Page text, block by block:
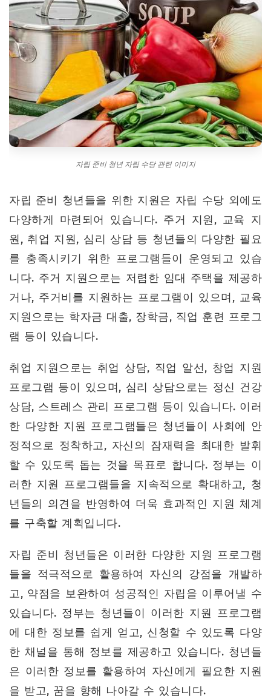
자립 준비 청년 자립 수당 관련 이미지
자립 준비 청년들을 위한 지원은 자립 수당 외에도
다양하게 마련되어 있습니다. 주거 지원, 교육 지
원, 취업 지원, 심리 상담 등 청년들의 다양한 필요
를 충족시키기 위한 프로그램들이 운영되고 있습
니다. 주거 지원으로는 저렴한 임대 주택을 제공하
거나, 주거비를 지원하는 프로그램이 있으며, 교육
지원으로는 학자금 대출, 장학금, 직업 훈련 프로그
램 등이 있습니다.
취업 지원으로는 취업 상담, 직업 알선, 창업 지원
프로그램 등이 있으며, 심리 상담으로는 정신 건강
상담, 스트레스 관리 프로그램 등이 있습니다. 이러
한 다양한 지원 프로그램들은 청년들이 사회에 안
정적으로 정착하고, 자신의 잠재력을 최대한 발휘
할 수 있도록 돕는 것을 목표로 합니다. 정부는 이
러한 지원 프로그램들을 지속적으로 확대하고, 청
년들의 의견을 반영하여 더욱 효과적인 지원 체계
를 구축할 계획입니다.
자립 준비 청년들은 이러한 다양한 지원 프로그램
들을 적극적으로 활용하여 자신의 강점을 개발하
고, 약점을 보완하여 성공적인 자립을 이루어낼 수
있습니다. 정부는 청년들이 이러한 지원 프로그램
에 대한 정보를 쉽게 얻고, 신청할 수 있도록 다양
한 채널을 통해 정보를 제공하고 있습니다. 청년들
은 이러한 정보를 활용하여 자신에게 필요한 지원
을 받고, 꿈을 향해 나아갈 수 있습니다.